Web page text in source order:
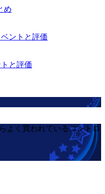
め
ントと評価
と評価
よく買われているコントロ